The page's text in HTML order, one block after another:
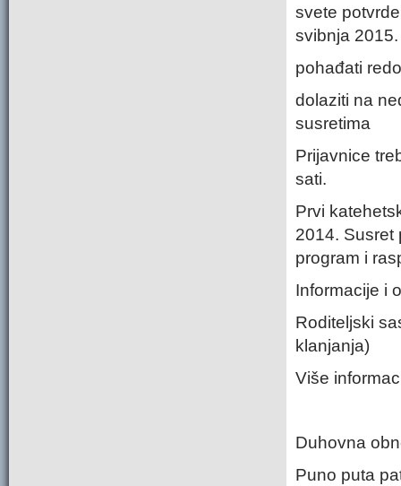
svete
svibnja 2015.
pohađati
dolaziti na
susretima
Prijavnice
sati.
Prvi
2014. Susret
program i
Informacije i
Roditeljski
klanjanja)
Više
Duhovna
Puno puta